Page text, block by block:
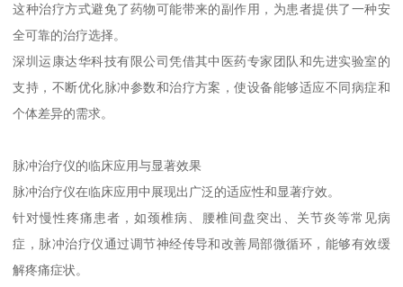
这种治疗方式避免了药物可能带来的副作用，为患者提供了一种安
全可靠的治疗选择。
深圳运康达华科技有限公司凭借其中医药专家团队和先进实验室的
支持，不断优化脉冲参数和治疗方案，使设备能够适应不同病症和
个体差异的需求。
脉冲治疗仪的临床应用与显著效果
脉冲治疗仪在临床应用中展现出广泛的适应性和显著疗效。
针对慢性疼痛患者，如颈椎病、腰椎间盘突出、关节炎等常见病
症，脉冲治疗仪通过调节神经传导和改善局部微循环，能够有效缓
解疼痛症状。